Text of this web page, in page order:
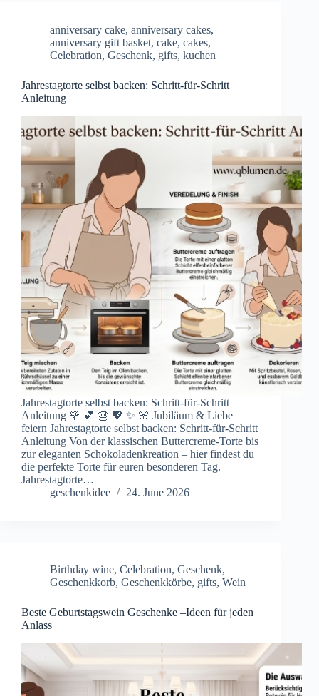
anniversary cake, anniversary cakes,
anniversary gift basket, cake, cakes,
Celebration, Geschenk, gifts, kuchen
Jahrestagtorte selbst backen: Schritt-für-Schritt
Anleitung
Jahrestagtorte selbst backen: Schritt-für-Schritt
Anleitung 🌹 💕 🎂 💖 ✨ 🌸 Jubiläum & Liebe
feiern Jahrestagtorte selbst backen: Schritt-für-Schritt
Anleitung Von der klassischen Buttercreme-Torte bis
zur eleganten Schokoladenkreation – hier findest du
die perfekte Torte für euren besonderen Tag.
Jahrestagtorte…
geschenkidee
24. June 2026
Birthday wine, Celebration, Geschenk,
Geschenkkorb, Geschenkkörbe, gifts, Wein
Beste Geburtstagswein Geschenke –Ideen für jeden
Anlass